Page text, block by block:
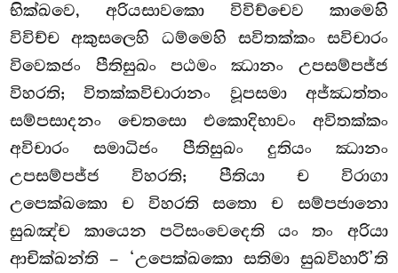
භික්ඛවෙ, අරියසාවකො විවිච්චෙව කාමෙහි
විවිච්ච අකුසලෙහි ධම්මෙහි සවිතක්කං සවිචාරං
විවෙකජං පීතිසුඛං පඨමං ඣානං උපසම්පජ්ජ
විහරති; විතක්කවිචාරානං වූපසමා අජ්ඣත්තං
සම්පසාදනං චෙතසො එකොදිභාවං අවිතක්කං
අවිචාරං සමාධිජං පීතිසුඛං දුතියං ඣානං
උපසම්පජ්ජ විහරති; පීතියා ච විරාගා
උපෙක්ඛකො ච විහරති සතො ච සම්පජානො
සුඛඤ්ච කායෙන පටිසංවෙදෙති යං තං අරියා
ආචික්ඛන්ති– ‘උපෙක්ඛකො සතිමා සුඛවිහාරී’ති